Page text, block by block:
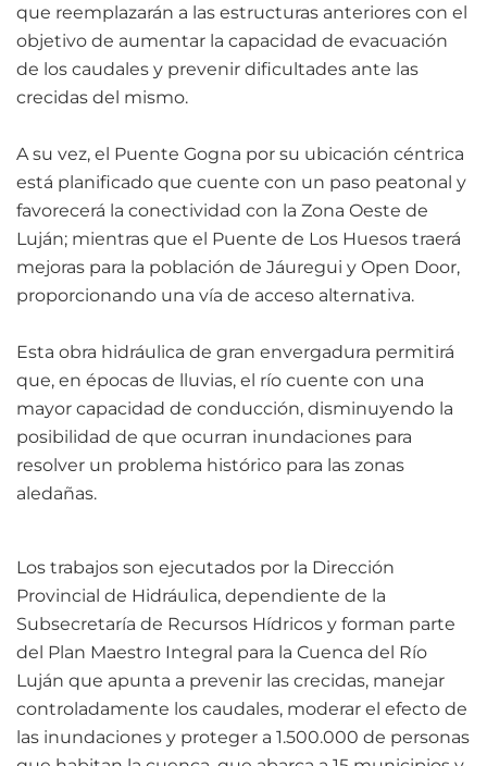
que reemplazarán a las estructuras anteriores con el
objetivo de aumentar la capacidad de evacuación
de los caudales y prevenir dificultades ante las
crecidas del mismo.
A su vez, el Puente Gogna por su ubicación céntrica
está planificado que cuente con un paso peatonal y
favorecerá la conectividad con la Zona Oeste de
Luján; mientras que el Puente de Los Huesos traerá
mejoras para la población de Jáuregui y Open Door,
proporcionando una vía de acceso alternativa.
Esta obra hidráulica de gran envergadura permitirá
que, en épocas de lluvias, el río cuente con una
mayor capacidad de conducción, disminuyendo la
posibilidad de que ocurran inundaciones para
resolver un problema histórico para las zonas
aledañas.
Los trabajos son ejecutados por la Dirección
Provincial de Hidráulica, dependiente de la
Subsecretaría de Recursos Hídricos y forman parte
del Plan Maestro Integral para la Cuenca del Río
Luján que apunta a prevenir las crecidas, manejar
controladamente los caudales, moderar el efecto de
las inundaciones y proteger a 1.500.000 de personas